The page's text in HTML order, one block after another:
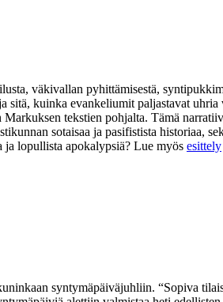
väkivallan pyhittämisestä,
kuinka evankeliumit paljastavat
tekstien pohjalta. Tämä
sotaisaa ja pasifistista historiaa,
lopullista apokalypsiä? Lue myös esittely
syntymäpäiväjuhliin. “Sopiva